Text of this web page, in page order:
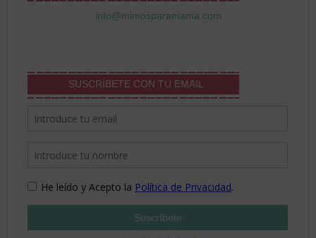
info@mimosparamama.com
SUSCRÍBETE CON TU EMAIL